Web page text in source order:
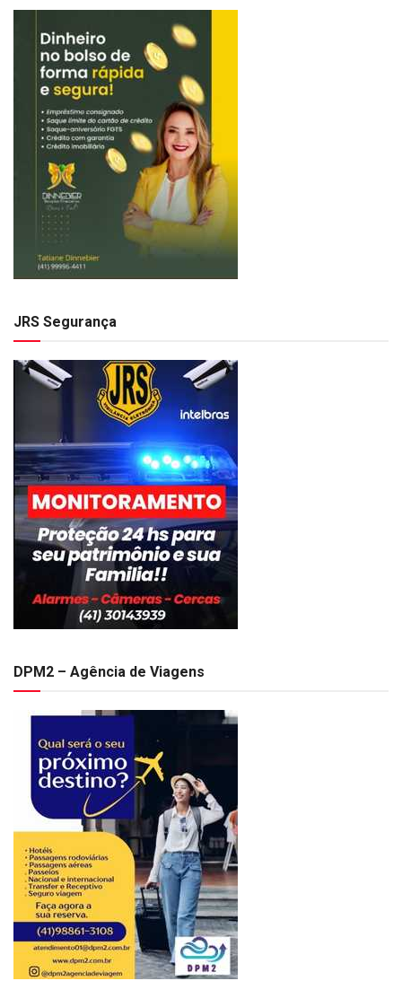
JRS Segurança
DPM2 – Agência de Viagens